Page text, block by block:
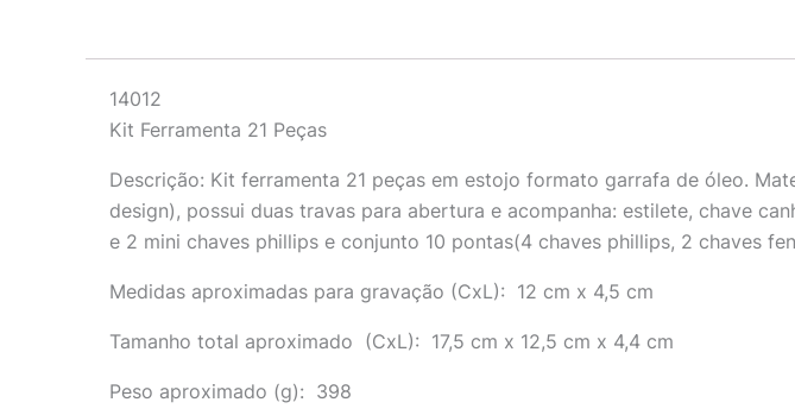
14012
Kit Ferramenta 21 Peças
Descrição: Kit ferramenta 21 peças em estojo formato garrafa de óleo.
design), possui duas travas para abertura e acompanha: estilete, chave
e 2 mini chaves phillips e conjunto 10 pontas(4 chaves phillips, 2 chaves
Medidas aproximadas para gravação (CxL): 12 cm x 4,5 cm
Tamanho total aproximado (CxL): 17,5 cm x 12,5 cm x 4,4 cm
Peso aproximado (g): 398